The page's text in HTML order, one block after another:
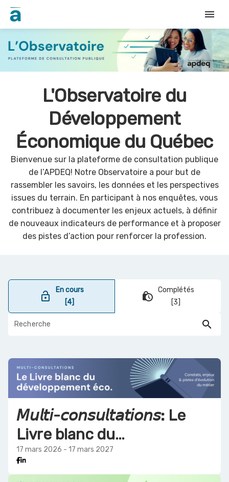
menu
L'Observatoire du
Développement
Économique du Québec
Bienvenue sur la plateforme de consultation publique
de l’APDEQ! Notre Observatoire a pour but de
rassembler les savoirs, les données et les perspectives
issues du terrain. En participant à nos enquêtes, vous
contribuez à documenter les enjeux actuels, à définir
de nouveaux indicateurs de performance et à proposer
des pistes d’action pour renforcer la profession.
lock_open
En cours
[4]
lock_clock
Complétés
[3]
search
𝘔𝘶𝘭𝘵𝘪-𝘤𝘰𝘯𝘴𝘶𝘭𝘵𝘢𝘵𝘪𝘰𝘯𝘴: Le
Livre blanc du
développement
économique
17 mars 2026 - 17 mars 2027